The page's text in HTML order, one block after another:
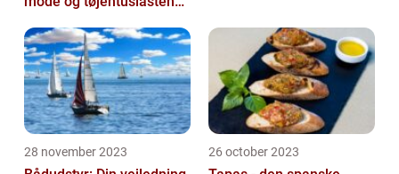
28 november 2023 26 october 2023